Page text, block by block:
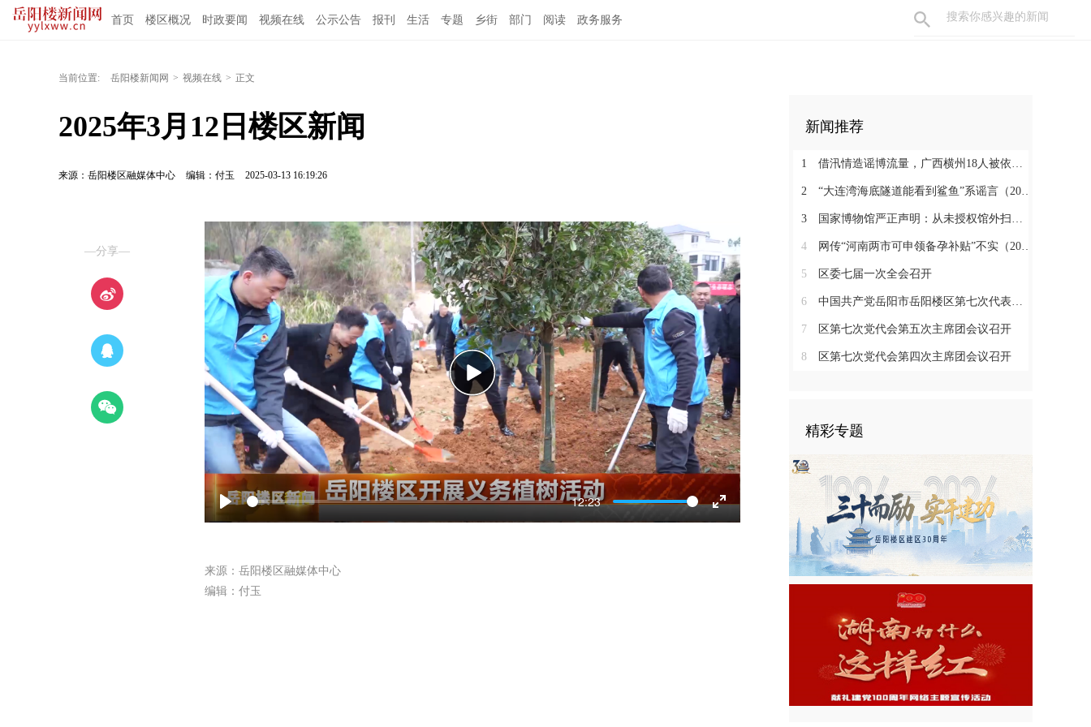
首页 楼区概况 时政要闻 视频在线 公示公告 报刊 生活 专题 乡街 部门 阅读 政务服务
当前位置: 岳阳楼新闻网 > 视频在线 > 正文
2025年3月12日楼区新闻
来源：岳阳楼区融媒体中心 编辑：付玉 2025-03-13 16:19:26
—分享—
Play
12:23
Enter
Play
来源：岳阳楼区融媒体中心
编辑：付玉
新闻推荐
1 借汛情造谣博流量，广西横州18人被依法查处（2026·08·05）
2 “大连湾海底隧道能看到鲨鱼”系谣言（2026·08·04）
3 国家博物馆严正声明：从未授权馆外扫码（2026·08·03）
4 网传“河南两市可申领备孕补贴”不实（2026·07·31）
5 区委七届一次全会召开
6 中国共产党岳阳市岳阳楼区第七次代表大会胜利闭幕
7 区第七次党代会第五次主席团会议召开
8 区第七次党代会第四次主席团会议召开
精彩专题